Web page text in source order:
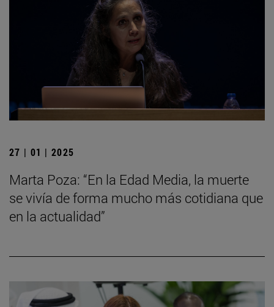
27 | 01 | 2025
Marta Poza: “En la Edad Media, la muerte
se vivía de forma mucho más cotidiana que
en la actualidad”